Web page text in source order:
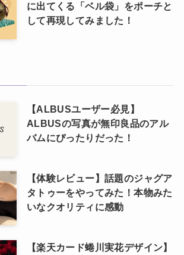
に出てくる「ベル袋」をポーチと
して再現してみました！
【ALBUSユーザー必見】
ALBUSの写真が無印良品のアル
バムにぴったりだった！
【体験レビュー】話題のジャグア
タトゥーをやってみた！本物みた
いなクオリティに感動
【楽天カード蜷川実花デザイン】